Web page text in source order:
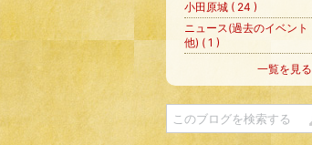
小田原城 ( 24 )
ニュース(過去のイベント
他) ( 1 )
一覧を見る